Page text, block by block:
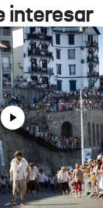
interesar